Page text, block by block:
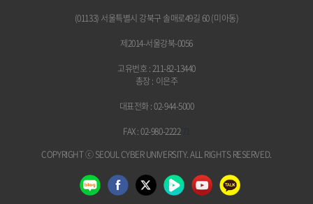
(01133) 서울특별시 강북구 솔매로49길 60 (미아동)
제2014-서울강북-0056
고유번호 : 211-82-13440
총장 : 이은주
대표전화 : 02-944-5000
FAX : 02-980-2222
COPYRIGHT ⓒ SEOUL CYBER UNIVERSITY.ALL RIGHTS RESERVED.